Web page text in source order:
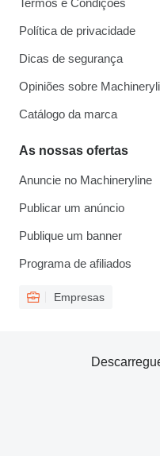
Termos e Condições
Política de privacidade
Dicas de segurança
Opiniões sobre
Catálogo da marca
As nossas ofertas
Anuncie no Machineryline
Publicar um anúncio
Publique um banner
Programa de afiliados
Empresas